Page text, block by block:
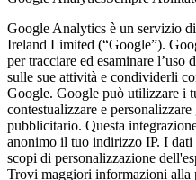
Google Analytics è un servizio
Ireland Limited (“Google”).
per tracciare ed esaminare
sulle sue attività e condividerli
Google. Google può utilizzare i
contestualizzare e
pubblicitario. Questa
anonimo il tuo indirizzo IP. I
scopi di personalizzazione
Trovi maggiori informazioni alla